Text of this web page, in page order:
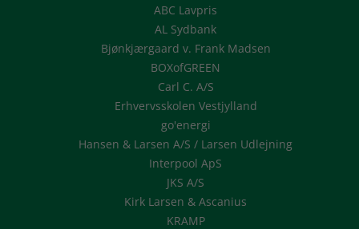
ABC Lavpris
AL Sydbank
Bjønkjærgaard v. Frank Madsen
BOXofGREEN
Carl C. A/S
Erhvervsskolen Vestjylland
go'energi
Hansen & Larsen A/S / Larsen Udlejning
Interpool ApS
JKS A/S
Kirk Larsen & Ascanius
KRAMP